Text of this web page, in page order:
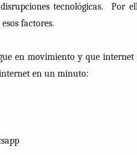
tecnológicas.
Por
factores.
en movimiento y que internet
en un minuto: